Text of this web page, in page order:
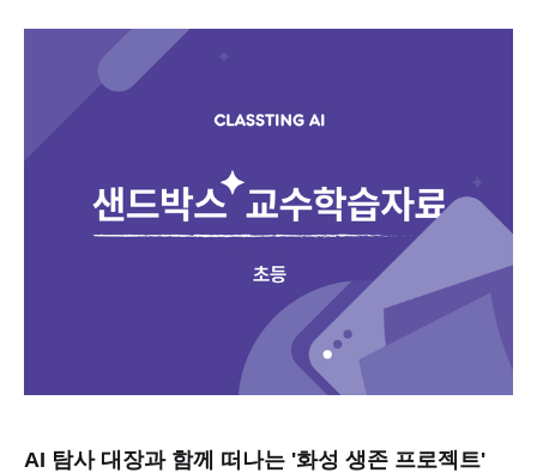
AI 탐사 대장과 함께 떠나는 '화성 생존 프로젝트'